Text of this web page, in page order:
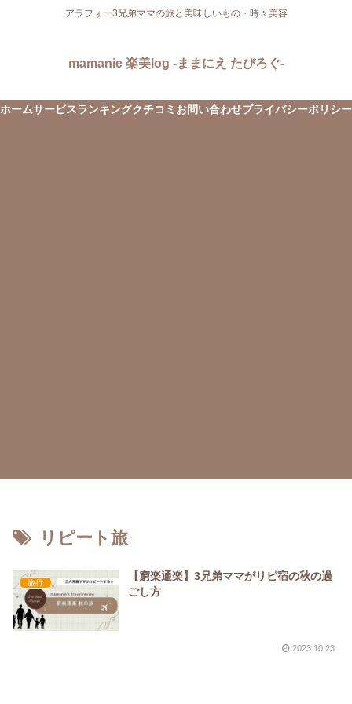
アラフォー3兄弟ママの旅と美味しいもの・時々美容
mamanie 楽美log -ままにえ たびろぐ-
ホームサービスランキングクチコミ お問い合わせプライバシーポリシー
リピート旅
旅行
【窮楽通楽】3兄弟ママがリピ宿の秋の過
ごし方
2023.10.23